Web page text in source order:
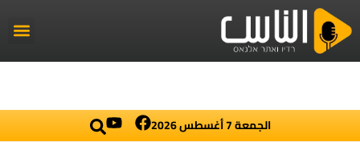
الجمعة 7 أغسطس 2026